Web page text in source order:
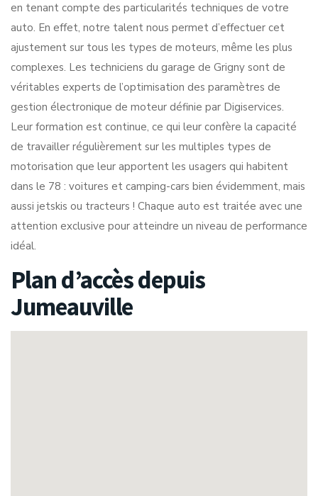
en tenant compte des particularités techniques de votre
auto. En effet, notre talent nous permet d’effectuer cet
ajustement sur tous les types de moteurs, même les plus
complexes. Les techniciens du garage de Grigny sont de
véritables experts de l’optimisation des paramètres de
gestion électronique de moteur définie par Digiservices.
Leur formation est continue, ce qui leur confère la capacité
de travailler régulièrement sur les multiples types de
motorisation que leur apportent les usagers qui habitent
dans le 78 : voitures et camping-cars bien évidemment, mais
aussi jetskis ou tracteurs ! Chaque auto est traitée avec une
attention exclusive pour atteindre un niveau de performance
idéal.
Plan d’accès depuis
Jumeauville